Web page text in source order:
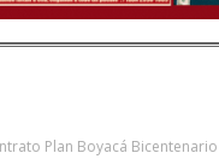
Plan Boyacá Bicentenario